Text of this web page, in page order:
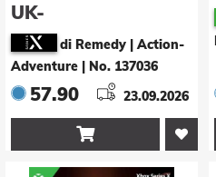
UK-
di Remedy | Action-
Adventure
No. 137036
57.90 23.09.2026
